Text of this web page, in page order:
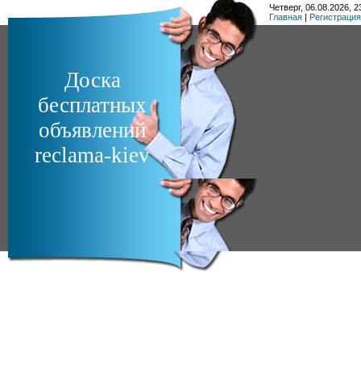
Четверг, 06.08.2026,
Главная | Регистрация
Доска
бесплатных
объявлений
reclama-kiev